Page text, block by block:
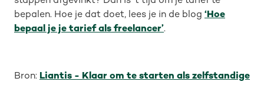
bepalen. Hoe je dat doet, lees je in de blog ‘Hoe
bepaal je je tarief als freelancer’.
Bron: Liantis - Klaar om te starten als zelfstandige